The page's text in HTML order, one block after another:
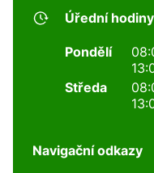
Úřední hodiny
Pondělí
Středa
Navigační odkazy